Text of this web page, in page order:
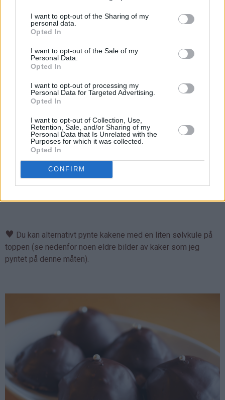
I want to opt-out of the Sharing of my
personal data.
Opted In
I want to opt-out of the Sale of my
Personal Data.
Opted In
I want to opt-out of processing my
Personal Data for Targeted Advertising.
Opted In
I want to opt-out of Collection, Use,
Retention, Sale, and/or Sharing of my
Personal Data that Is Unrelated with the
Purposes for which it was collected.
Opted In
CONFIRM
♥ Du kan alternativt pynte kakene med en liten sølvkule på
toppen (se nedenfor noen eldre bilder av kaker som jeg
pyntet på denne måten).